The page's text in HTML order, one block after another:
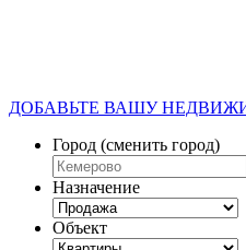
ДОБАВЬТЕ ВАШУ
Город (сменить город)
Назначение
Объект